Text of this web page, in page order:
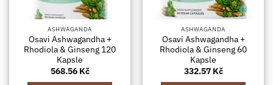
ASHWAGANDA
Osavi Ashwagandha +
Rhodiola & Ginseng 120
Kapsle
568.56 Kč
ASHWAGANDA
Osavi Ashwagandha +
Rhodiola & Ginseng 60
Kapsle
332.57 Kč